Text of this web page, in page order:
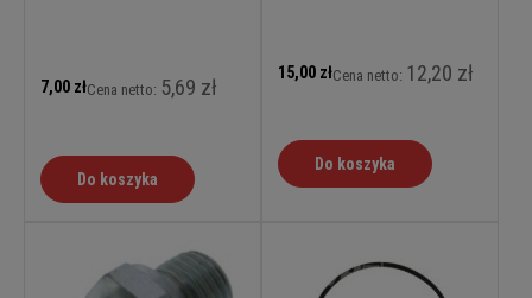
7,00 złCena netto: 5,69 zł
Do koszyka
15,00 złCena netto: 12,20 zł
Do koszyka